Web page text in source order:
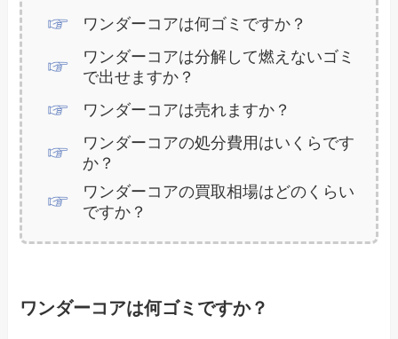
ワンダーコアは何ゴミですか？
ワンダーコアは分解して燃えないゴミ
で出せますか？
ワンダーコアは売れますか？
ワンダーコアの処分費用はいくらです
か？
ワンダーコアの買取相場はどのくらい
ですか？
ワンダーコアは何ゴミですか？